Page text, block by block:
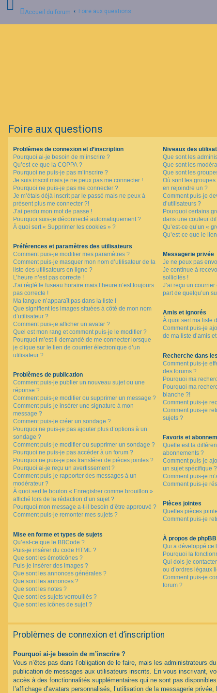
I
Accueil du forum Foire aux questions
Foire aux questions
Problèmes de connexion et d’inscription
Pourquoi ai-je besoin de m’inscrire ?
Qu’est-ce que la COPPA ?
Pourquoi ne puis-je pas m’inscrire ?
Je suis inscrit mais je ne peux pas me connecter !
Pourquoi ne puis-je pas me connecter ?
Je m’étais déjà inscrit par le passé mais ne peux à
présent plus me connecter ?!
J’ai perdu mon mot de passe !
Pourquoi suis-je déconnecté automatiquement ?
À quoi sert « Supprimer les cookies » ?
Préférences et paramètres des utilisateurs
Comment puis-je modifier mes paramètres ?
Comment puis-je masquer mon nom d’utilisateur de la
liste des utilisateurs en ligne ?
L’heure n’est pas correcte !
J’ai réglé le fuseau horaire mais l’heure n’est toujours
pas correcte !
Ma langue n’apparaît pas dans la liste !
Que signifient les images situées à côté de mon nom
d’utilisateur ?
Comment puis-je afficher un avatar ?
Quel est mon rang et comment puis-je le modifier ?
Pourquoi m’est-il demandé de me connecter lorsque
je clique sur le lien de courrier électronique d’un
utilisateur ?
Problèmes de publication
Comment puis-je publier un nouveau sujet ou une
réponse ?
Comment puis-je modifier ou supprimer un message ?
Comment puis-je insérer une signature à mon
message ?
Comment puis-je créer un sondage ?
Pourquoi ne puis-je pas ajouter plus d’options à un
sondage ?
Comment puis-je modifier ou supprimer un sondage ?
Pourquoi ne puis-je pas accéder à un forum ?
Pourquoi ne puis-je pas transférer de pièces jointes ?
Pourquoi ai-je reçu un avertissement ?
Comment puis-je rapporter des messages à un
modérateur ?
À quoi sert le bouton « Enregistrer comme brouillon »
affiché lors de la rédaction d’un sujet ?
Pourquoi mon message a-t-il besoin d’être approuvé ?
Comment puis-je remonter mes sujets ?
Mise en forme et types de sujets
Qu’est-ce que le BBCode ?
Puis-je insérer du code HTML ?
Que sont les émoticônes ?
Puis-je insérer des images ?
Que sont les annonces générales ?
Que sont les annonces ?
Que sont les notes ?
Que sont les sujets verrouillés ?
Que sont les icônes de sujet ?
Niveaux des
Que sont les
Que sont les
Que sont les
Où sont les
en rejoindre un ?
Comment puis-je
d’utilisateurs ?
Pourquoi certains
dans une couleur
Qu’est-ce qu’un «
Qu’est-ce que le
Messagerie privée
Je ne peux pas
Je continue à
sollicités !
J’ai reçu un
part de quelqu’un
Amis et ignorés
À quoi sert ma liste
Comment puis-je
de ma liste d’amis
Recherche dans
Comment puis-je
des forums ?
Pourquoi ma
Pourquoi ma
blanche ?!
Comment puis-je
Comment puis-je
sujets ?
Favoris et
Quelle est la
abonnements ?
Comment puis-je
un sujet spécifique ?
Comment puis-je
Comment puis-je
Pièces jointes
Quelles pièces
Comment puis-je
À propos de phpBB
Qui a développé ce
Pourquoi la
Qui dois-je
ou d’ordres légaux
Comment puis-je
forum ?
Problèmes de connexion et d’inscription
Pourquoi ai-je besoin de m’inscrire ?
Vous n’êtes pas dans l’obligation de le faire, mais les administrateurs
publication de messages aux utilisateurs inscrits. En vous inscrivant,
accès à des fonctionnalités supplémentaires qui ne sont pas
l’affichage d’avatars personnalisés, l’utilisation de la messagerie privée,